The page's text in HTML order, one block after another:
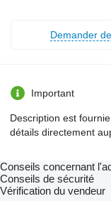
Demander
Important
Description est
détails directement
Conseils concernant
Conseils de sécurité
Vérification du vendeur